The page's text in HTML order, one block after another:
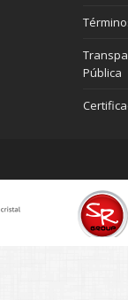
Pública